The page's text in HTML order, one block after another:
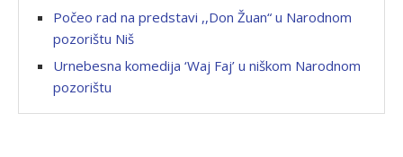
Počeo rad na predstavi ,,Don Žuan“ u Narodnom
pozorištu Niš
Urnebesna komedija ‘Waj Faj’ u niškom Narodnom
pozorištu